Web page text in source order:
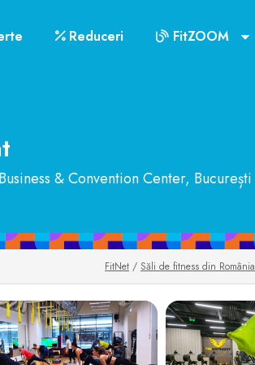
Reduceri FitZOOM
& Convention Center, București
FitNet / Săli de fitness din România